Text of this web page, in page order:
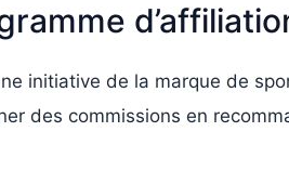
initiative de la marque de
des commissions en